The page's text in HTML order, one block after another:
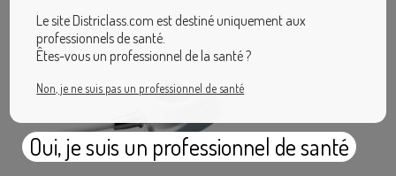
Le site Districlass.com est destiné uniquement aux
professionnels de santé.
Êtes-vous un professionnel de la santé ?
Non, je ne suis pas un professionnel de santé
Oui, je suis un professionnel de santé